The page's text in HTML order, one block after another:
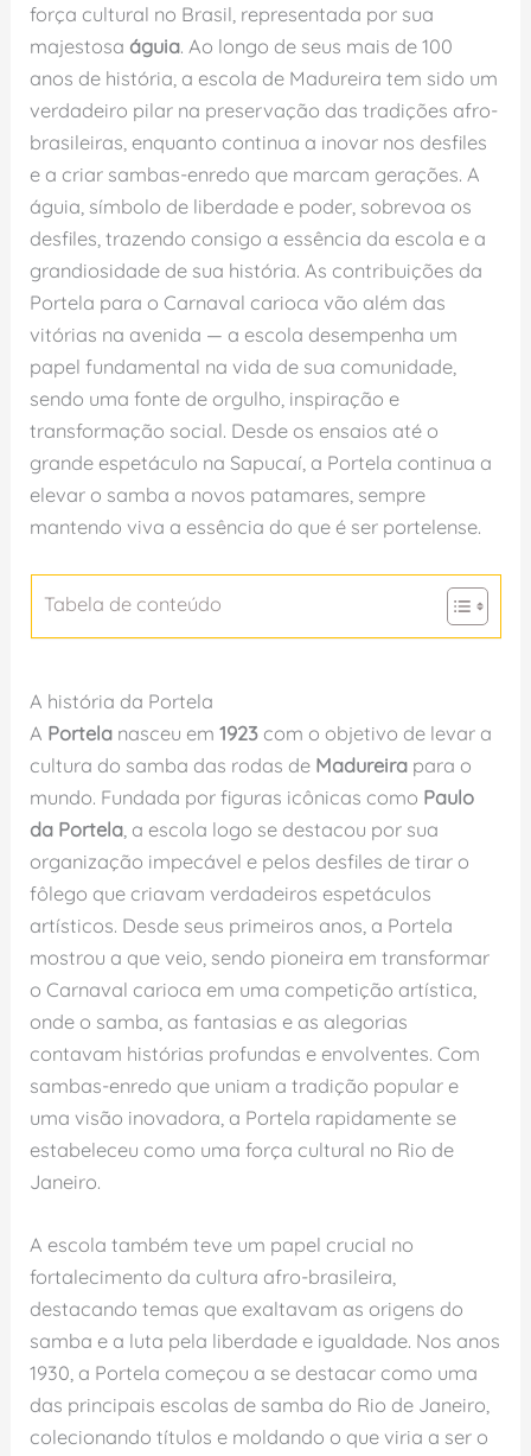
força cultural no Brasil, representada por sua
majestosa águia. Ao longo de seus mais de 100
anos de história, a escola de Madureira tem sido um
verdadeiro pilar na preservação das tradições afro-
brasileiras, enquanto continua a inovar nos desfiles
e a criar sambas-enredo que marcam gerações. A
águia, símbolo de liberdade e poder, sobrevoa os
desfiles, trazendo consigo a essência da escola e a
grandiosidade de sua história. As contribuições da
Portela para o Carnaval carioca vão além das
vitórias na avenida — a escola desempenha um
papel fundamental na vida de sua comunidade,
sendo uma fonte de orgulho, inspiração e
transformação social. Desde os ensaios até o
grande espetáculo na Sapucaí, a Portela continua a
elevar o samba a novos patamares, sempre
mantendo viva a essência do que é ser portelense.
Tabela de conteúdo
A história da Portela
A Portela nasceu em1923 com o objetivo de levar a
cultura do samba das rodas de Madureira para o
mundo. Fundada por figuras icônicas como Paulo
da Portela , a escola logo se destacou por sua
organização impecável e pelos desfiles de tirar o
fôlego que criavam verdadeiros espetáculos
artísticos. Desde seus primeiros anos, a Portela
mostrou a que veio, sendo pioneira em transformar
o Carnaval carioca em uma competição artística,
onde o samba, as fantasias e as alegorias
contavam histórias profundas e envolventes. Com
sambas-enredo que uniam a tradição popular e
uma visão inovadora, a Portela rapidamente se
estabeleceu como uma força cultural no Rio de
Janeiro.
A escola também teve um papel crucial no
fortalecimento da cultura afro-brasileira,
destacando temas que exaltavam as origens do
samba e a luta pela liberdade e igualdade. Nos anos
1930, a Portela começou a se destacar como uma
das principais escolas de samba do Rio de Janeiro,
colecionando títulos e moldando o que viria a ser o